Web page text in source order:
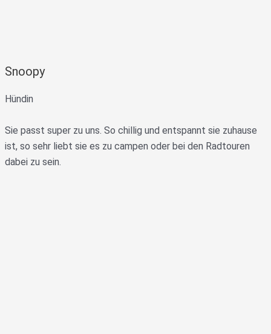
Snoopy
Hündin
Sie passt super zu uns. So chillig und entspannt sie zuhause
ist, so sehr liebt sie es zu campen oder bei den Radtouren
dabei zu sein.